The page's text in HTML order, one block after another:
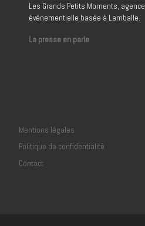
Les Grands Petits Moments, agence
événementielle basée à Lamballe.
La presse en parle
Mentions légales
Politique de confidentialité
Contact